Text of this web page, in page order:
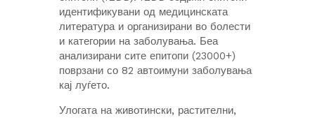
идентификувани од медицинската
литература и организирани во болести
и категории на заболувања. Беа
анализирани сите епитопи (23000+)
поврзани со 82 автоимуни заболувања
кај луѓето.
Улогата на животински, растителни,